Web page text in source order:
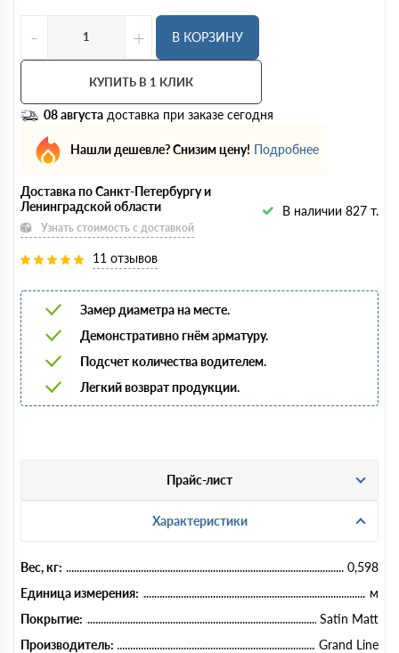
- + В КОРЗИНУ
КУПИТЬ В 1 КЛИК
08 августа доставка при заказе сегодня
Нашли дешевле? Снизим цену! Подробнее
Доставка по Санкт-Петербургу и
Ленинградской области
Узнать стоимость с доставкой
В наличии 827 т.
11 отзывов
Замер диаметра на месте.
Демонстративно гнём арматуру.
Подсчет количества водителем.
Легкий возврат продукции.
Прайс-лист
Характеристики
Вес, кг:
0,598
Единица измерения:
м
Покрытие:
Satin Matt
Производитель:
Grand Line